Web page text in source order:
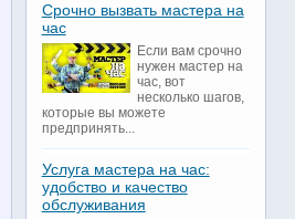
Срочно вызвать мастера на
час
Если вам срочно
нужен мастер на
час, вот
несколько шагов,
которые вы можете
предпринять...
Услуга мастера на час:
удобство и качество
обслуживания